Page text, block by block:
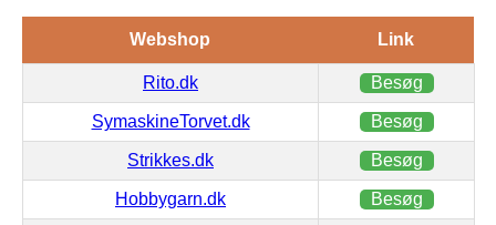
Webshop Link
Rito.dk Besøg
SymaskineTorvet.dk Besøg
Strikkes.dk Besøg
Hobbygarn.dk Besøg